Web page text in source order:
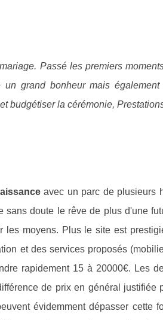
Passé les premiers
grand bonheur mais
budgétiser la cérémonie,
avec un parc de plusieurs
sans doute le rêve de plus d'une
les moyens. Plus le site est
et des services proposés
rapidement 15 à 20000€. Les
de prix en général justifiée
évidemment dépasser cette